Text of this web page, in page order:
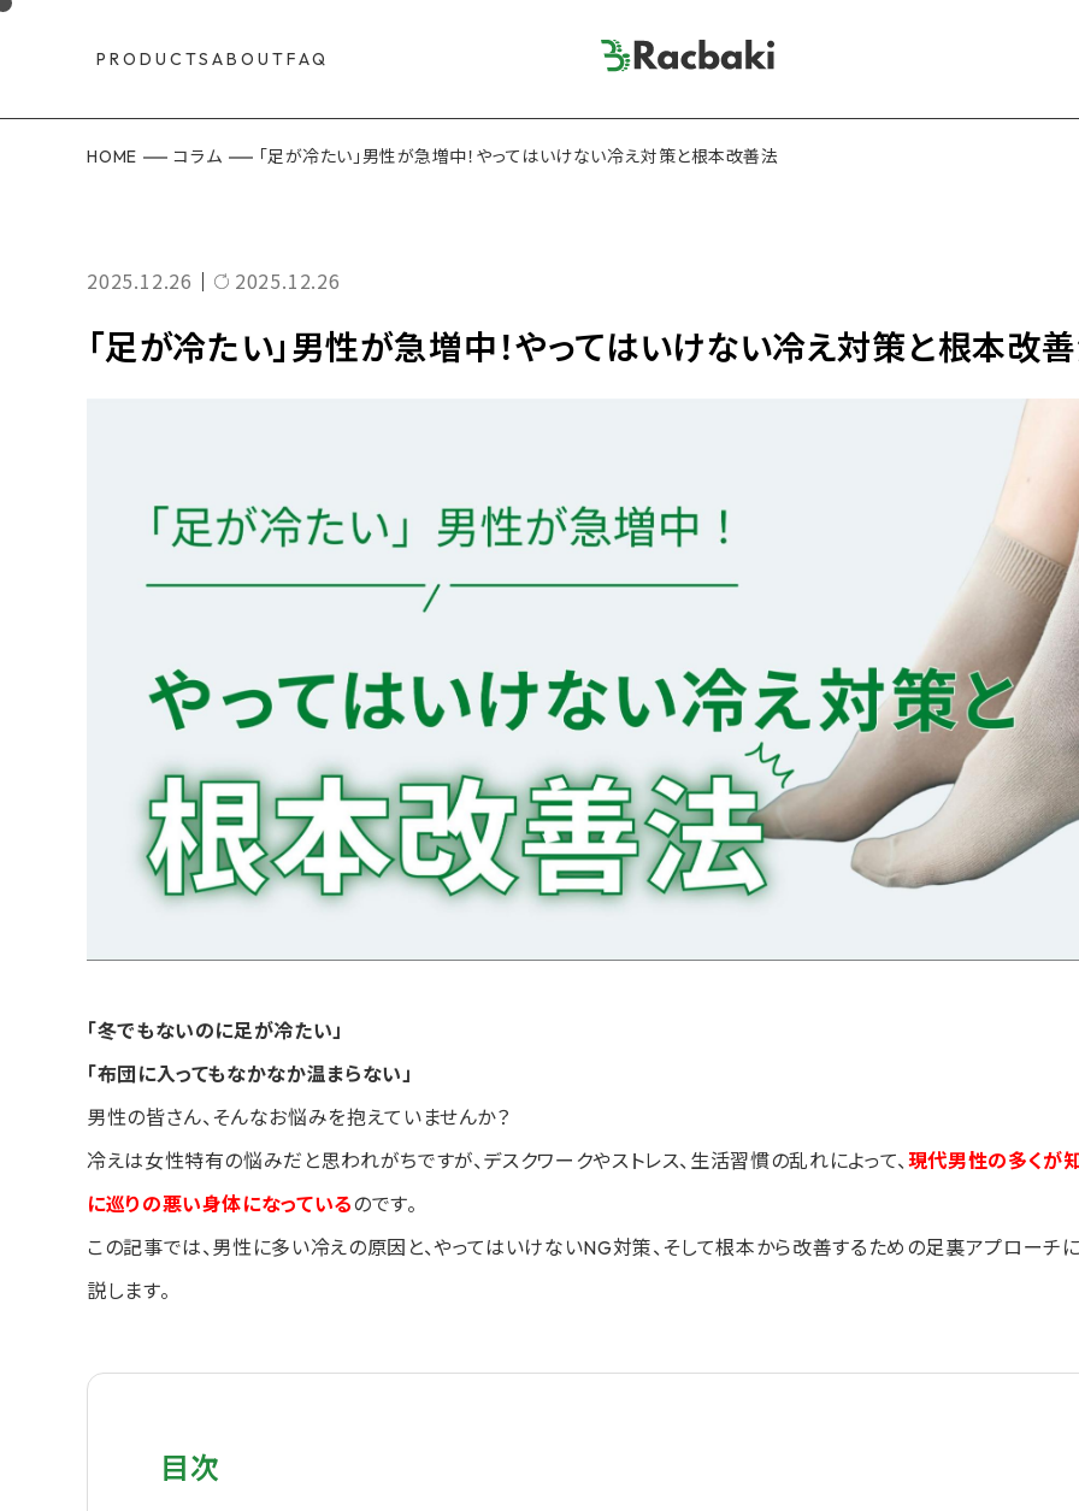
PRODUCTS ABOUTFAQ
HOME コラム 「足が冷たい」男性が急増中！やってはいけない冷え対策と根本改善法
2025.12.26 2025.12.26
「足が冷たい」男性が急増中！やってはいけない冷え対策と根本改
「冬でもないのに足が冷たい」
「布団に入ってもなかなか温まらない」
男性の皆さん、そんなお悩みを抱えていませんか？
冷えは女性特有の悩みだと思われがちですが、デスクワークやストレス、生活習慣の乱れによって、現代男性の多くが
に巡りの悪い身体になっているのです。
この記事では、男性に多い冷えの原因と、やってはいけないNG対策、そして根本から改善するための足裏アプローチ
説します。
目次